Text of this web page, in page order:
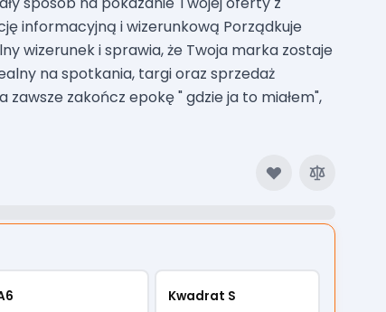
informacyjną i wizerunkową Porządkuje
wizerunek i sprawia, że Twoja marka zostaje
na spotkania, targi oraz sprzedaż
zawsze zakończ epokę " gdzie ja to miałem",
Kwadrat S